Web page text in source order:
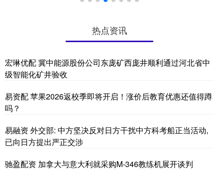
热点资讯
宏琳优配 冀中能源股份公司东庞矿西庞井顺利通过河北省中
级智能化矿井验收
易资配 苹果2026返校季即将开启！涨价后教育优惠还值得蹲
吗？
易融资 外交部: 中方坚决反对日方干扰中方科考船正当活动,
已向日方提出严正交涉
驰盈配资 加拿大与意大利就采购M-346教练机展开谈判